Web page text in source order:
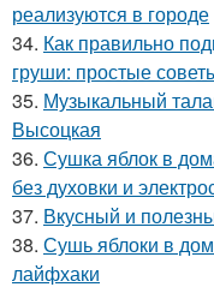
реализуются в городе
34. Как правильно
груши: простые
35. Музыкальный
Высоцкая
36. Сушка яблок в
без духовки и
37. Вкусный и
38. Сушь яблоки в
лайфхаки